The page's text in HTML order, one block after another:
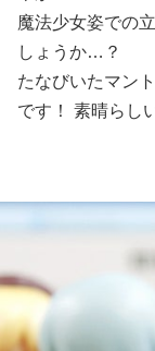
魔法少女姿での
しょうか…？
たなびいたマン
です！ 素晴らし